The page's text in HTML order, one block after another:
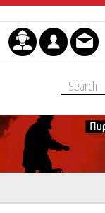
Μετάβαση στο